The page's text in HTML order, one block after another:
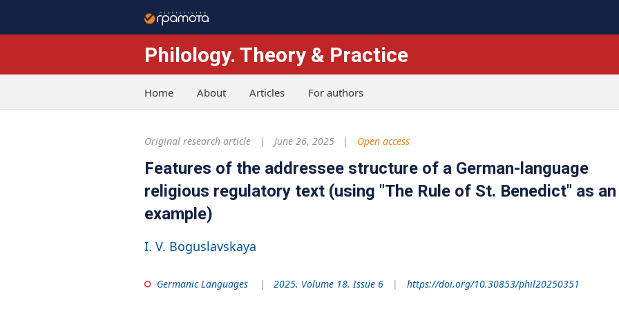
Philology. Theory & Practice
Home About Articles For authors
Original research article June 26, 2025 Open access
Features of the addressee structure of a German-language
religious regulatory text (using "The Rule of St. Benedict" as an
example)
I. V. Boguslavskaya
Germanic Languages 2025. Volume 18. Issue 6 https://doi.org/10.30853/phil20250351